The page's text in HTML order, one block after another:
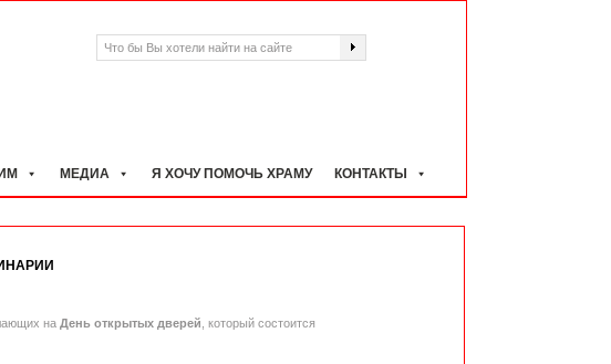
МЕДИА Я ХОЧУ ПОМОЧЬ ХРАМУ КОНТАКТЫ
наДень открытых дверей , который состоится